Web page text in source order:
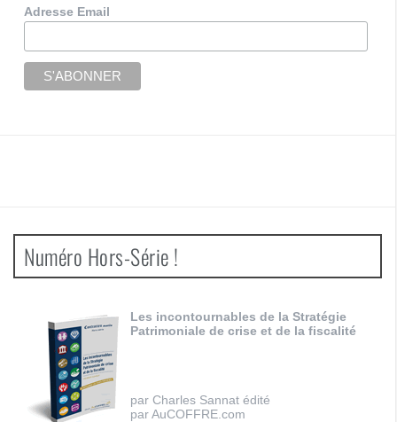
Adresse Email
Numéro Hors-Série !
Les incontournables de la Stratégie
Patrimoniale de crise et de la fiscalité
par Charles Sannat édité
par AuCOFFRE.com